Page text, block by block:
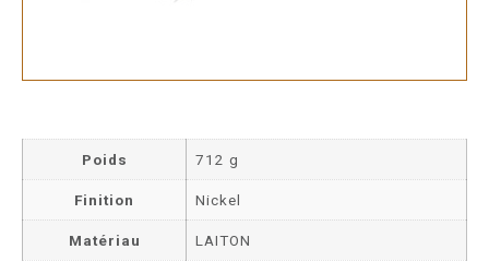
Poids 712 g
Finition Nickel
Matériau LAITON